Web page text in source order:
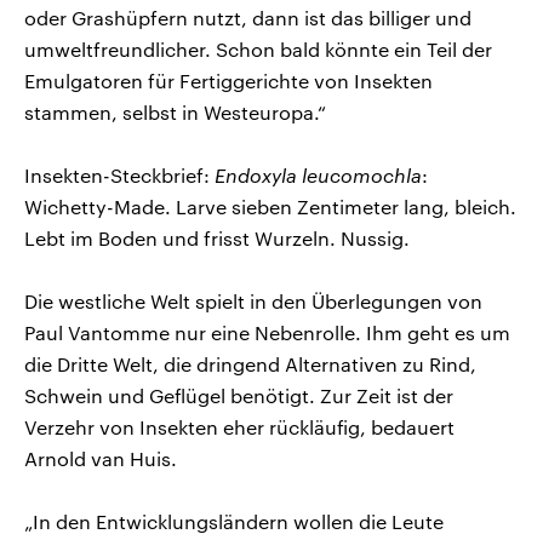
oder Grashüpfern nutzt, dann ist das billiger und
umweltfreundlicher. Schon bald könnte ein Teil der
Emulgatoren für Fertiggerichte von Insekten
stammen, selbst in Westeuropa.“
Insekten-Steckbrief: Endoxyla leucomochla:
Wichetty-Made. Larve sieben Zentimeter lang, bleich.
Lebt im Boden und frisst Wurzeln. Nussig.
Die westliche Welt spielt in den Überlegungen von
Paul Vantomme nur eine Nebenrolle. Ihm geht es um
die Dritte Welt, die dringend Alternativen zu Rind,
Schwein und Geflügel benötigt. Zur Zeit ist der
Verzehr von Insekten eher rückläufig, bedauert
Arnold van Huis.
„In den Entwicklungsländern wollen die Leute